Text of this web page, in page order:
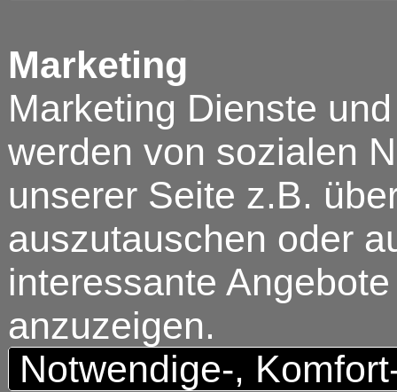
Marketing
Marketing Dienste
werden von sozialen
unserer Seite z.B.
auszutauschen oder
interessante
anzuzeigen.
Notwendige-,